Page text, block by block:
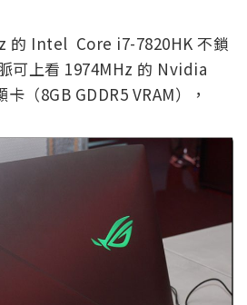
的 Intel Core i7-7820HK 不鎖
可上看 1974MHz 的 Nvidia
（8GB GDDR5 VRAM），